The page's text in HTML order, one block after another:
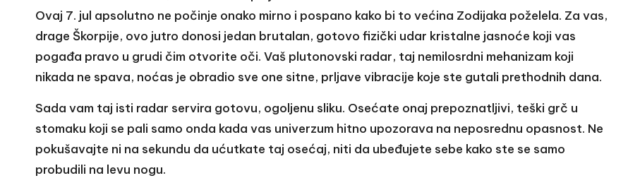
Ovaj 7. jul apsolutno ne počinje onako mirno i pospano kako bi to većina Zodijaka poželela. Za vas,
drage Škorpije, ovo jutro donosi jedan brutalan, gotovo fizički udar kristalne jasnoće koji vas
pogađa pravo u grudi čim otvorite oči. Vaš plutonovski radar, taj nemilosrdni mehanizam koji
nikada ne spava, noćas je obradio sve one sitne, prljave vibracije koje ste gutali prethodnih dana.
Sada vam taj isti radar servira gotovu, ogoljenu sliku. Osećate onaj prepoznatljivi, teški grč u
stomaku koji se pali samo onda kada vas univerzum hitno upozorava na neposrednu opasnost. Ne
pokušavajte ni na sekundu da ućutkate taj osećaj, niti da ubeđujete sebe kako ste se samo
probudili na levu nogu.